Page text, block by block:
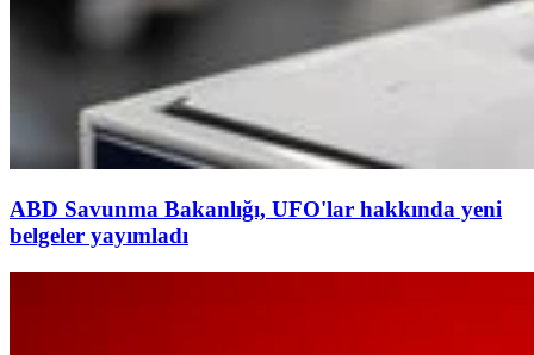
ABD Savunma Bakanlığı, UFO'lar hakkında yeni
belgeler yayımladı